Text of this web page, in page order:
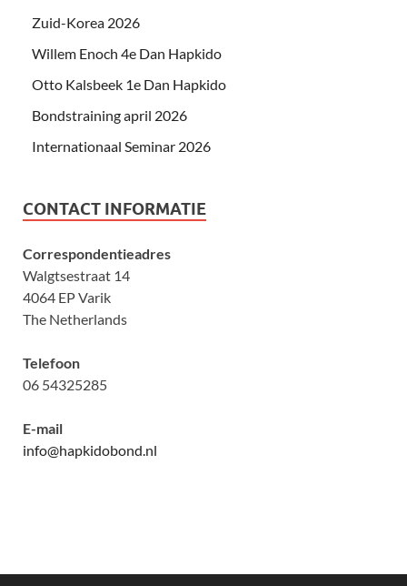
Zuid-Korea 2026
Willem Enoch 4e Dan Hapkido
Otto Kalsbeek 1e Dan Hapkido
Bondstraining april 2026
Internationaal Seminar 2026
CONTACT INFORMATIE
Correspondentieadres
Walgtsestraat 14
4064 EP Varik
The Netherlands
Telefoon
06 54325285
E-mail
info@hapkidobond.nl